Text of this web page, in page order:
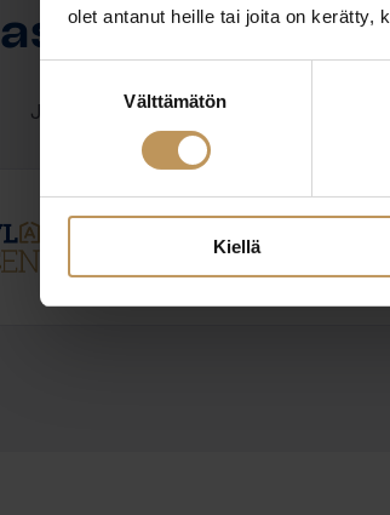
olet antanut heille tai joita on kerätty,
valinta
Välttämätön
Kiellä
Jätä yhteystietosi, niin otan yhteyttä
Timo Lindström